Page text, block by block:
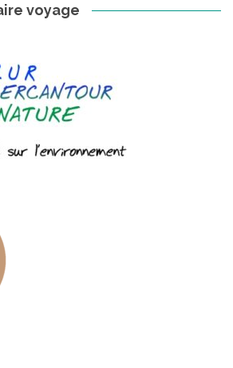
voyage